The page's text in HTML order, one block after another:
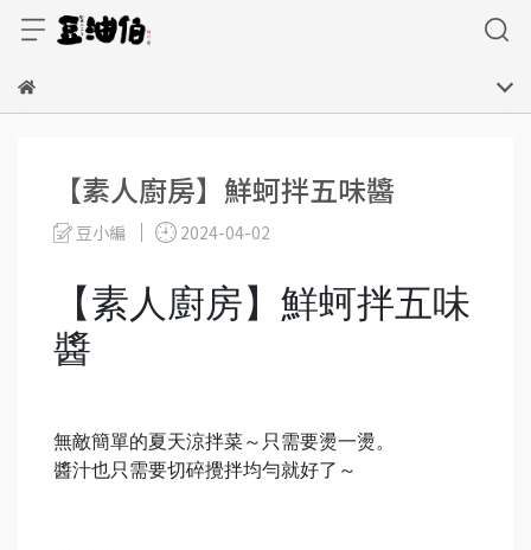
【素人廚房】鮮蚵拌五味醬
豆小編 2024-04-02
【素人廚房】鮮蚵拌五味
醬
無敵簡單的夏天涼拌菜～只需要燙一燙。
醬汁也只需要切碎攪拌均勻就好了～